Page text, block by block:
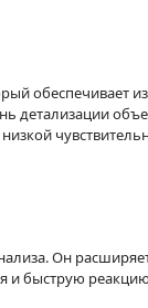
обеспечивает
детализации
Он
и быструю